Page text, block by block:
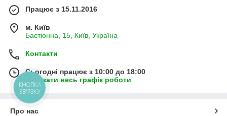
Працює з 15.11.2016
м. Київ
Бастіонна, 15, Київ, Україна
Контакти
Сьогодні працює з 10:00 до 18:00
Показати весь графік роботи
Про нас
КНОПКА
ЗВ'ЯЗКУ